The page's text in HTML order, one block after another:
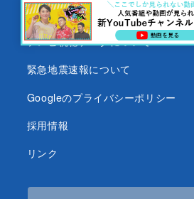
沖縄テレビ名義の後援依頼について
テレビ視聴データについて
緊急地震速報について
Googleのプライバシーポリシー
採用情報
リンク